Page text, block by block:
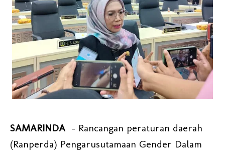
SAMARINDA- Rancangan peraturan daerah
(Ranperda) Pengarusutamaan Gender Dalam